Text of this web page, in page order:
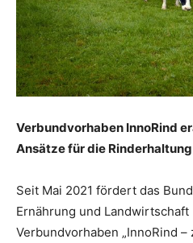
Verbundvorhaben InnoRind
Ansätze für die
Seit Mai 2021 fördert das
Ernährung und Landwirtschaft
Verbundvorhaben „InnoRind